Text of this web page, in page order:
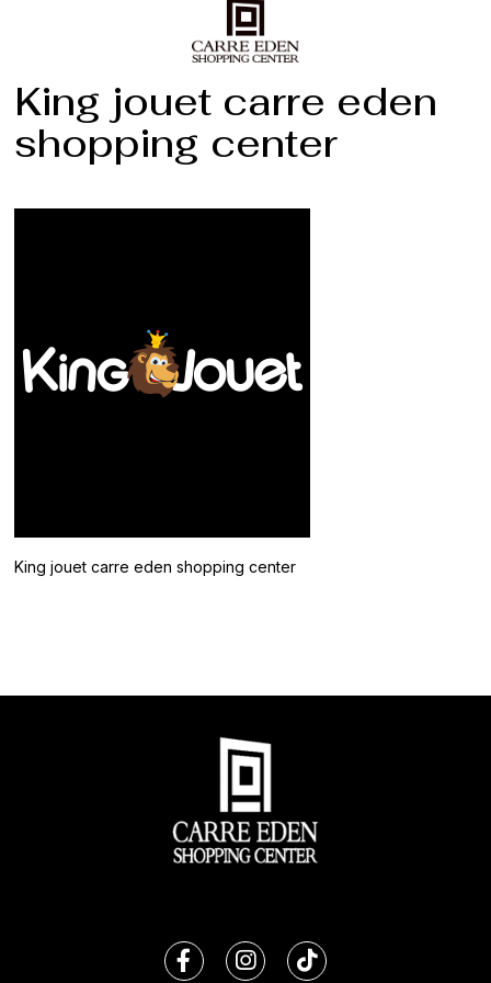
King jouet carre eden
shopping center
King jouet carre eden shopping center